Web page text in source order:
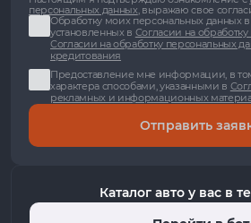
персональных данных, выражаю свое
Обработку моих персональных данных
установленных в Согласии на
Согласии на обработку персональных
кредитования
Предоставление мне информации, в
характера способами, указанными в
рекламных и информационных
Отправить
Каталог авто у вас в